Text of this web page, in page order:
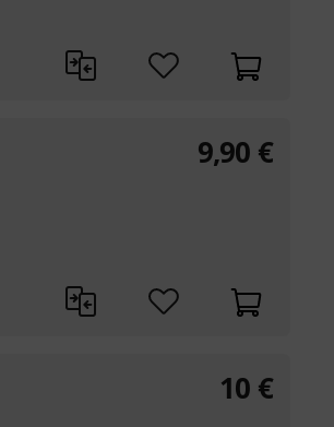
9,90 €
10 €